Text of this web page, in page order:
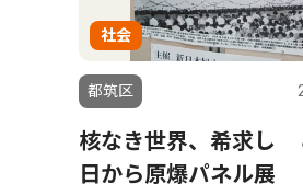
社会
都筑区
核なき世界、希求し
日から原爆パネル展